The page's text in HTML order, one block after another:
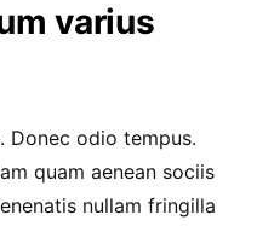
varius
Donec odio tempus.
quam aenean sociis
nullam fringilla